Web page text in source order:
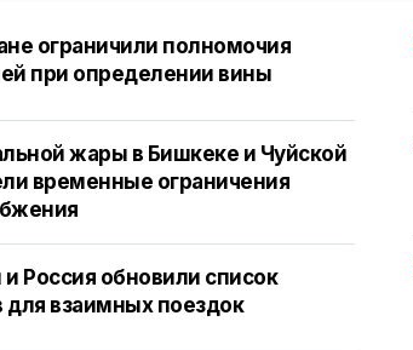
ограничили полномочия
при определении вины
жары в Бишкеке и Чуйской
временные ограничения
Россия обновили список
для взаимных поездок